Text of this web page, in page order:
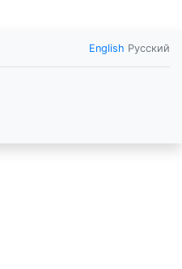
English Русский